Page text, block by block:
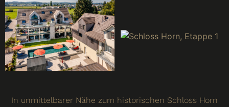
In unmittelbarer Nähe zum historischen Schloss Horn